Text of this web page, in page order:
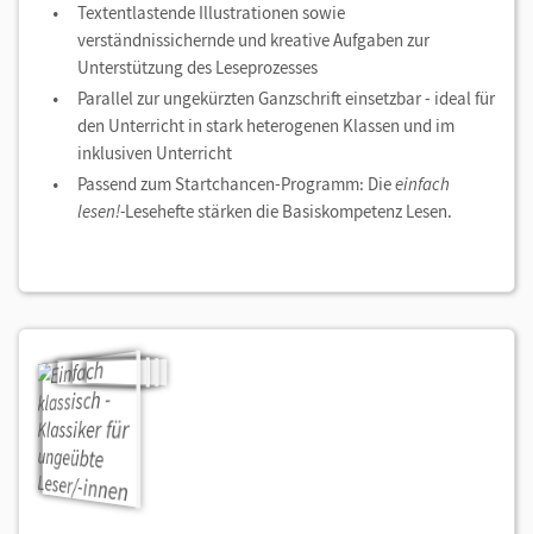
Textentlastende Illustrationen sowie
verständnissichernde und kreative Aufgaben zur
Unterstützung des Leseprozesses
Parallel zur ungekürzten Ganzschrift einsetzbar - ideal für
den Unterricht in stark heterogenen Klassen und im
inklusiven Unterricht
Passend zum Startchancen-Programm: Dieeinfach
lesen!-Lesehefte stärken die Basiskompetenz Lesen.